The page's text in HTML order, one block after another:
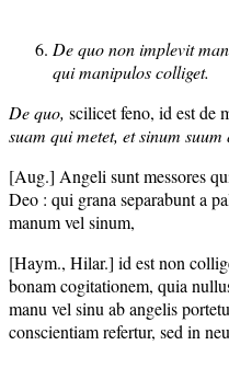
De quo non implevit
qui manipulos colliget.
De quo, scilicet feno, id est de
suam qui metet, et sinum
[Aug.] Angeli sunt messores
Deo : qui grana separabunt a
manum vel sinum,
[Haym., Hilar.] id est non
bonam cogitationem, quia
manu vel sinu ab angelis
conscientiam refertur, sed in